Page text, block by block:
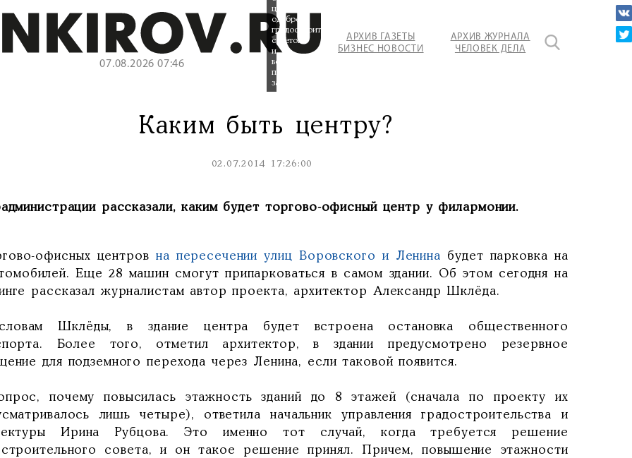
07.08.2026 07:46
АРХИВ ГАЗЕТЫ
БИЗНЕС НОВОСТИ
АРХИВ ЖУРНАЛА
ЧЕЛОВЕК ДЕЛА
центра
одобрен
градостроительным
советом
и
возводится
по
закону.
Каким быть центру?
02.07.2014 17:26:00
рассказали, каким будет торгово-офисный центр у филармонии.
офисных центров на пересечении улиц Воровского и Ленина будет парковка на
Еще 28 машин смогут припарковаться в самом здании. Об этом сегодня на
рассказал журналистам автор проекта, архитектор Александр Шклёда.
Шклёды, в здание центра будет встроена остановка общественного
Более того, отметил архитектор, в здании предусмотрено резервное
для подземного перехода через Ленина, если таковой появится.
почему повысилась этажность зданий до 8 этажей (сначала по проекту их
лишь четыре), ответила начальник управления градостроительства и
Ирина Рубцова. Это именно тот случай, когда требуется решение
совета, и он такое решение принял. Причем, повышение этажности